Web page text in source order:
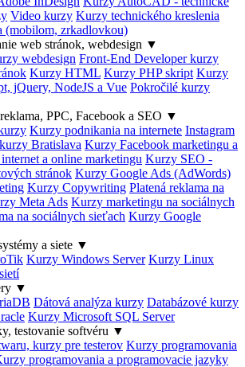
Video kurzy Kurzy technického kreslenia
(mobilom, zrkadlovkou)
web stránok, webdesign ▼
webdesign Front-End Developer kurzy
Kurzy HTML Kurzy PHP skript Kurzy
jQuery, NodeJS a Vue Pokročilé kurzy
PPC, Facebook a SEO ▼
Kurzy podnikania na internete Instagram
Bratislava Kurzy Facebook marketingu a
a online marketingu Kurzy SEO -
stránok Kurzy Google Ads (AdWords)
Kurzy Copywriting Platená reklama na
Meta Ads Kurzy marketingu na sociálnych
na sociálnych sieťach Kurzy Google
a siete ▼
Kurzy Windows Server Kurzy Linux
▼
Dátová analýza kurzy Databázové kurzy
Kurzy Microsoft SQL Server
testovanie softvéru ▼
kurzy pre testerov Kurzy programovania
programovania a programovacie jazyky